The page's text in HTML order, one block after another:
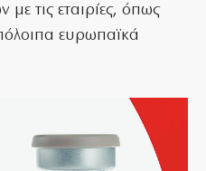
τις εταιρίες, όπως
ευρωπαϊκά